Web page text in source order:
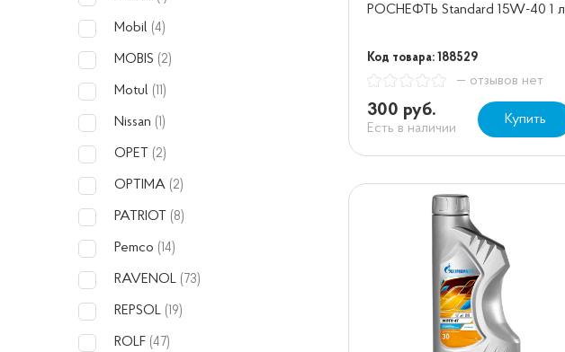
Mobil (4)
MOBIS (2)
Motul (11)
Nissan (1)
OPET (2)
OPTIMA (2)
PATRIOT (8)
Pemco (14)
RAVENOL (73)
REPSOL (19)
ROLF (47)
РОСНЕФТЬ Standard 15W-40 1 л
Код товара: 188529
— отзывов нет
300 руб.
Есть в наличии
Купить